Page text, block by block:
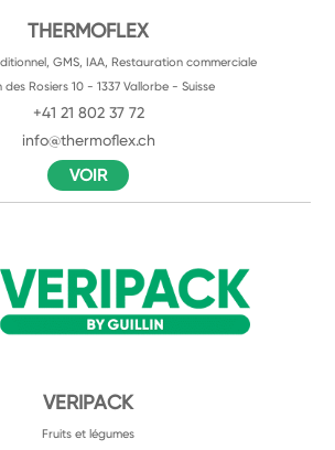
THERMOFLEX
GMS, IAA, Restauration commerciale
des Rosiers 10 - 1337 Vallorbe - Suisse
+41 21 802 37 72
info@thermoflex.ch
VOIR
VERIPACK
Fruits et légumes